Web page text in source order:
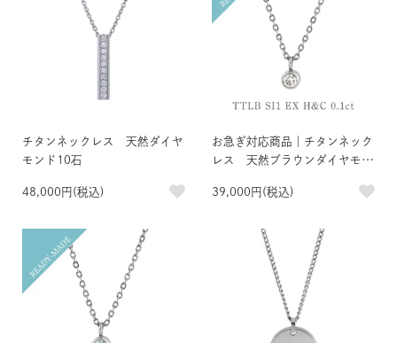
チタンネックレス 天然ダイヤ
モンド10石
48,000円(税込)
お急ぎ対応商品｜チタンネック
レス 天然ブラウンダイヤモン
C
39,000円(税込)